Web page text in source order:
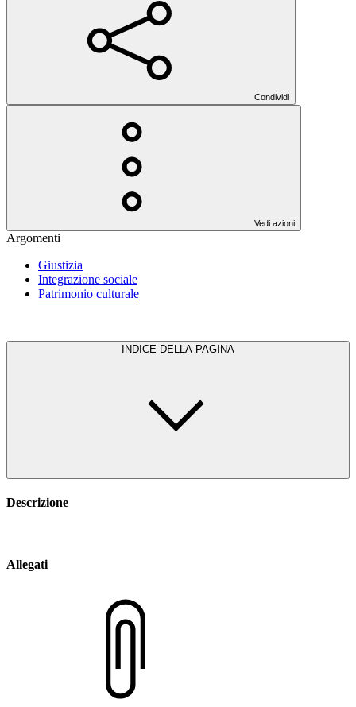
Condividi
Vedi azioni
Argomenti
Giustizia
Integrazione sociale
Patrimonio culturale
INDICE DELLA PAGINA
Descrizione
Allegati